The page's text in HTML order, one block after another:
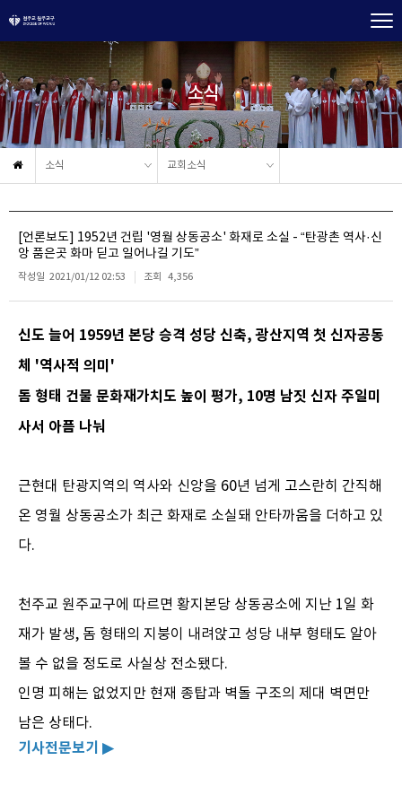
소식
소식 교회소식
[언론보도] 1952년 건립 '영월 상동공소' 화재로 소실 - “탄광촌 역사·신
앙 품은곳 화마 딛고 일어나길 기도”
작성일 2021/01/12 02:53 조회 4,356
신도 늘어 1959년 본당 승격 성당 신축, 광산지역 첫 신자공동
체 '역사적 의미'
돔 형태 건물 문화재가치도 높이 평가, 10명 남짓 신자 주일미
사서 아픔 나눠
근현대 탄광지역의 역사와 신앙을 60년 넘게 고스란히 간직해
온 영월 상동공소가 최근 화재로 소실돼 안타까움을 더하고 있
다.
천주교 원주교구에 따르면 황지본당 상동공소에 지난 1일 화
재가 발생, 돔 형태의 지붕이 내려앉고 성당 내부 형태도 알아
볼 수 없을 정도로 사실상 전소됐다.
인명 피해는 없었지만 현재 종탑과 벽돌 구조의 제대 벽면만
남은 상태다.
기사전문보기 ▶